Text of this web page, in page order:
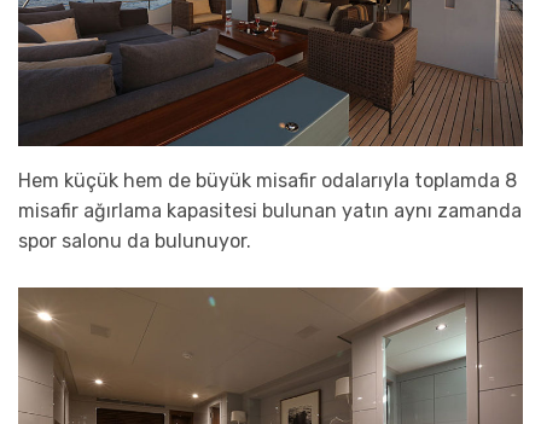
Hem küçük hem de büyük misafir odalarıyla toplamda 8
misafir ağırlama kapasitesi bulunan yatın aynı zamanda
spor salonu da bulunuyor.